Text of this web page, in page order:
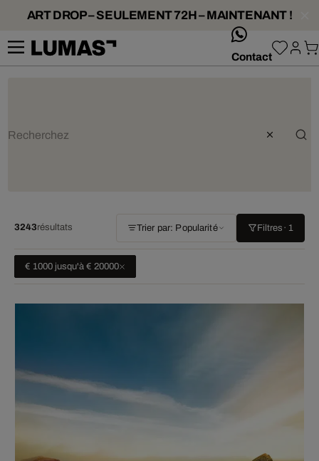
ART DROP – SEULEMENT 72H – MAINTENANT !
Contact
3243résultats Trier par: Popularité Filtres · 1
€ 1000 jusqu'à € 20000